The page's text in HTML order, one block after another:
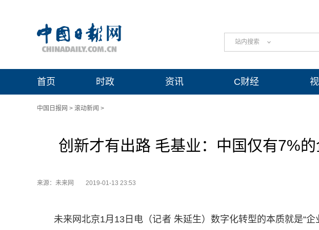
站内搜索
首页 时政 资讯 C财经
中国日报网 > 滚动新闻 >
创新才有出路 毛基业：中国仅有7%
来源：未来网 2019-01-13 23:53
未来网北京1月13日电（记者 朱延生）数字化转型的本质就是“企